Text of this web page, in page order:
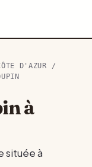
D'AZUR /
à
située à